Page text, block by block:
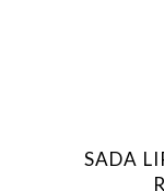
SADA